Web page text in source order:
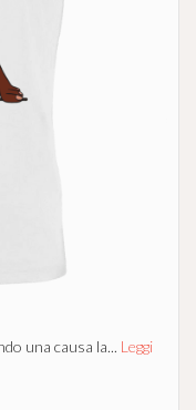
una causa la... Leggi